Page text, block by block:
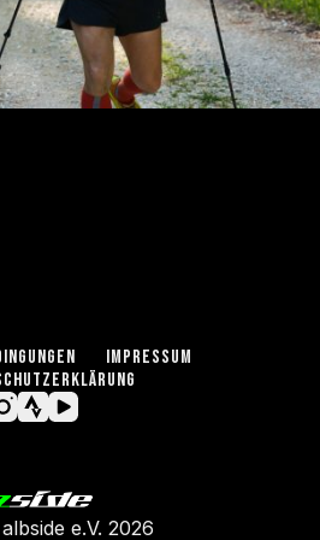
IMPRESSUM
albside e.V. 2026